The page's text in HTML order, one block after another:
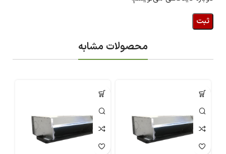
محصولات مشابه